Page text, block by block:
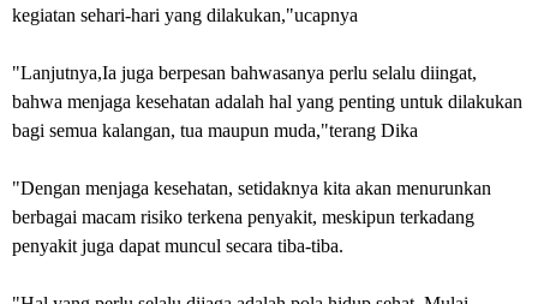
kegiatan sehari-hari yang dilakukan,"ucapnya
"Lanjutnya,Ia juga berpesan bahwasanya perlu selalu diingat,
bahwa menjaga kesehatan adalah hal yang penting untuk dilakukan
bagi semua kalangan, tua maupun muda,"terang Dika
"Dengan menjaga kesehatan, setidaknya kita akan menurunkan
berbagai macam risiko terkena penyakit, meskipun terkadang
penyakit juga dapat muncul secara tiba-tiba.